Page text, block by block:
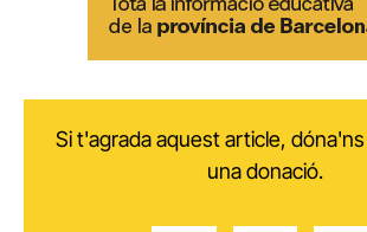
Si t'agrada aquest article,
una donació.